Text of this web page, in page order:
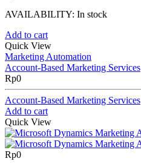
AVAILABILITY: In stock
Add to cart
Quick View
Marketing Automation
Account-Based Marketing Services
Rp0
Account-Based Marketing Services
Add to cart
Quick View
Rp0